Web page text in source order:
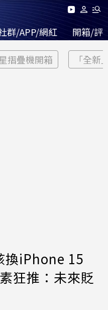
群/APP/網紅 開箱/評
摺疊機開箱 「全新
換iPhone 15
狂推：未來貶